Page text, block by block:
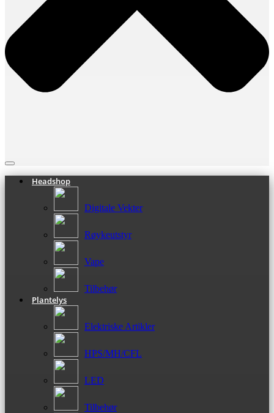
Headshop
Digitale Vekter
Røykeutstyr
Vape
Tilbehør
Plantelys
Elektriske Artikler
HPS/MH/CFL
LED
Tilbehør